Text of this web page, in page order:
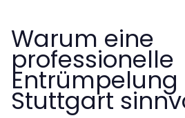
Warum eine
professionelle
Entrümpelung
Stuttgart